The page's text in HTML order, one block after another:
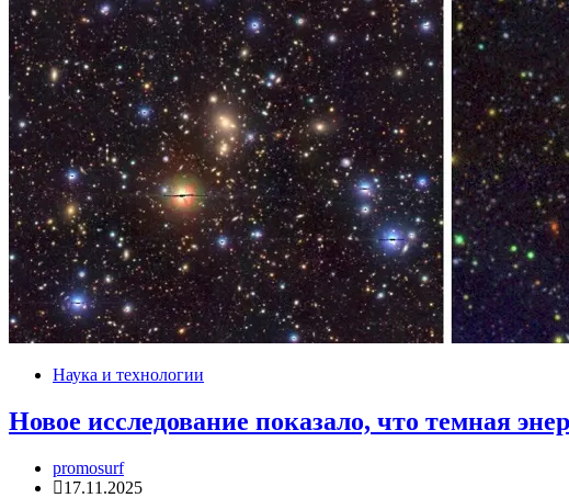
Наука и технологии
Новое исследование показало, что темная
promosurf
17.11.2025